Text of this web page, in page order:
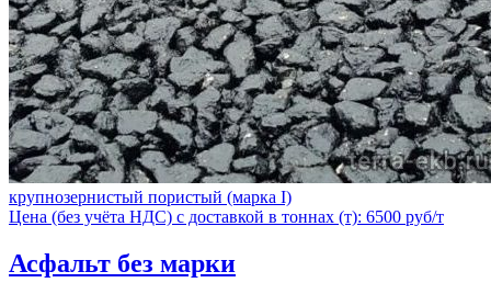
крупнозернистый пористый (марка I)
Цена (без учёта НДС) с доставкой в тоннах (т): 6500 руб/т
Асфальт без марки